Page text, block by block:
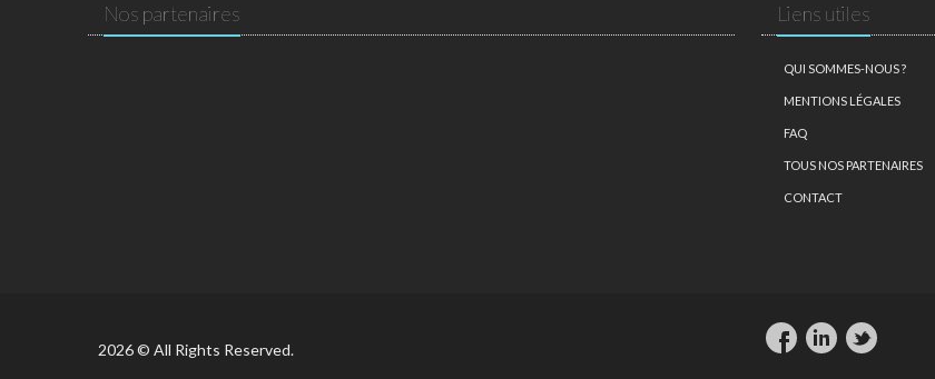
Nos partenaires Liens utiles
QUI SOMMES-NOUS ?
MENTIONS LÉGALES
FAQ
TOUS NOS PARTENAIRES
CONTACT
2026 © All Rights Reserved.